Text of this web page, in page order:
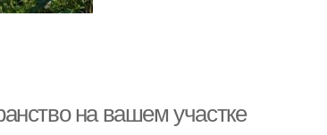
на вашем участке